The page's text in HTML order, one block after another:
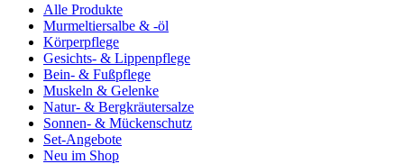
Alle Produkte
Murmeltiersalbe & -öl
Körperpflege
Gesichts- & Lippenpflege
Bein- & Fußpflege
Muskeln & Gelenke
Natur- & Bergkräutersalze
Sonnen- & Mückenschutz
Set-Angebote
Neu im Shop